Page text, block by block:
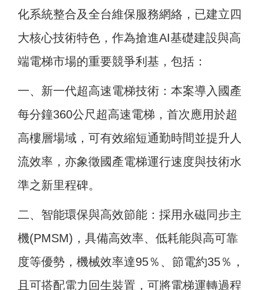
化系統整合及全台維保服務網絡，已建立四
大核心技術特色，作為搶進AI基礎建設與高
端電梯市場的重要競爭利基，包括：
一、新一代超高速電梯技術：本案導入國產
每分鐘360公尺超高速電梯，首次應用於超
高樓層場域，可有效縮短通勤時間並提升人
流效率，亦象徵國產電梯運行速度與技術水
準之新里程碑。
二、智能環保與高效節能：採用永磁同步主
機(PMSM)，具備高效率、低耗能與高可靠
度等優勢，機械效率達95％、節電約35％，
且可搭配電力回生裝置，可將電梯運轉過程